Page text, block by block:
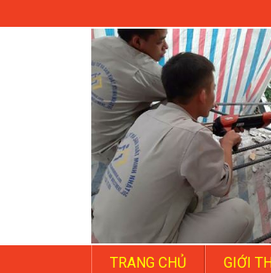
TRANG CHỦ GIỚI